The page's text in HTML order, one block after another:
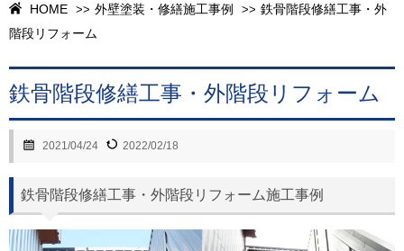
HOME >> 外壁塗装・修繕施工事例 >> 鉄骨階段修繕工事・外
階段リフォーム
鉄骨階段修繕工事・外階段リフォーム
2021/04/24 2022/02/18
鉄骨階段修繕工事・外階段リフォーム施工事例